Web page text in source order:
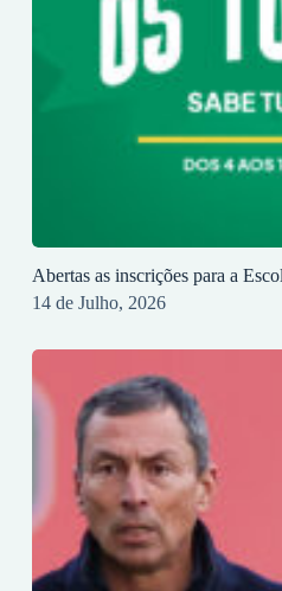
Abertas as inscrições para a
14 de Julho, 2026